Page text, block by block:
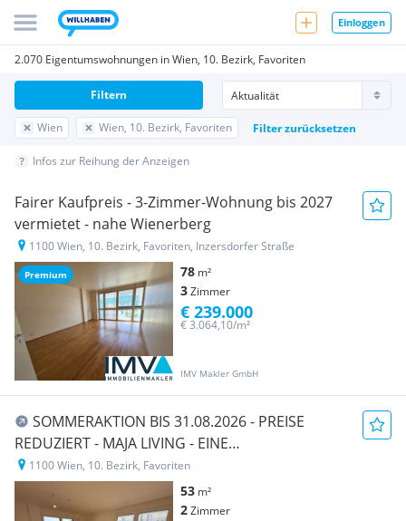
Einloggen
2.070 Eigentumswohnungen in Wien, 10. Bezirk, Favoriten
Wien Wien, 10. Bezirk, Favoriten Filter zurücksetzen
Filtern
Infos zur Reihung der Anzeigen
Premium
Fairer Kaufpreis - 3-Zimmer-Wohnung bis 2027
vermietet - nahe Wienerberg
1100 Wien, 10. Bezirk, Favoriten, Inzersdorfer Straße
78 m²
3Zimmer
IMV Makler GmbH
€ 3.064,10/m²
€ 239.000
SOMMERAKTION BIS 31.08.2026 - PREISE
REDUZIERT - MAJA LIVING - EINE
UNVERWECHSELBARE PERLE! U-BAHN VOR DER
TÜRE!
1100 Wien, 10. Bezirk, Favoriten
53 m²
2Zimmer